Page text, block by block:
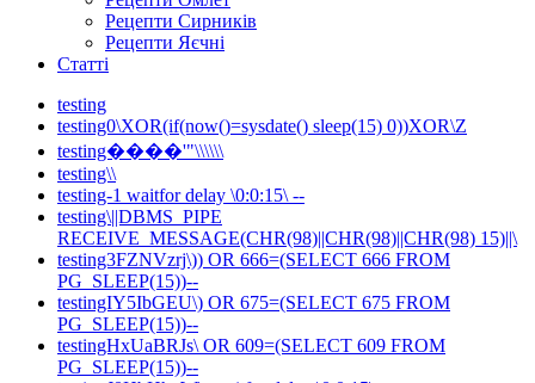
Рецепти Сирників
Рецепти Яєчні
Статті
testing
testing0\XOR(if(now()=sysdate() sleep(15) 0))XOR\Z
testing����'"\\\\\\
testing\\
testing-1 waitfor delay \0:0:15\ --
testing\||DBMS_PIPE
RECEIVE_MESSAGE(CHR(98)||CHR(98)||CHR(98) 15)||\
testing3FZNVzrj\)) OR 666=(SELECT 666 FROM
PG_SLEEP(15))--
testingIY5IbGEU\) OR 675=(SELECT 675 FROM
PG_SLEEP(15))--
testingHxUaBRJs\ OR 609=(SELECT 609 FROM
PG_SLEEP(15))--